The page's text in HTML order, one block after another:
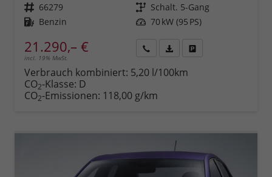
Fahrzeugnr. 66279 Getriebe Schalt. 5-Gang
Kraftstoff Benzin Leistung 70 kW (95 PS)
21.290,– €
incl. 19% MwSt.
anfordern
Datei,
Verbrauch kombiniert: 5,20 l/100km
CO2-Klasse: D
CO2-Emissionen: 118,00 g/km